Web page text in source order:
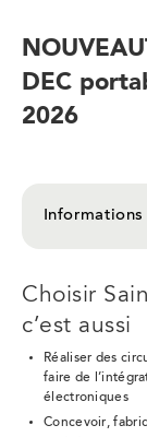
DEC
2026
Choisir
c’est aussi
Réaliser des
faire de
électroniques
Concevoir,